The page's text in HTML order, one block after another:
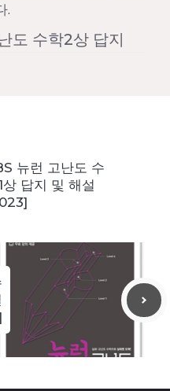
.
도 수학2상 답지
뉴런 고난도 수
상 답지 및 해설